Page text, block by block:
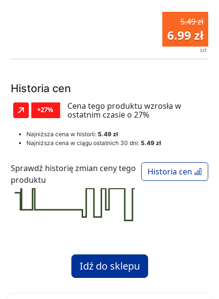
5.49 zł
6.99 zł
szt
Historia cen
+27%
Cena tego produktu wzrosła w
ostatnim czasie o 27%
Najniższa cena w historii: 5.49 zł
Najniższa cena w ciągu ostatnich 30 dni: 5.49 zł
Historia cen
Sprawdź historię zmian ceny tego
produktu
Idź do sklepu